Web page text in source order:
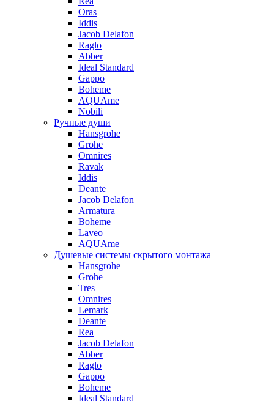
Oras
Iddis
Jacob Delafon
Raglo
Abber
Ideal Standard
Gappo
Boheme
AQUAme
Nobili
Ручные души
Hansgrohe
Grohe
Omnires
Ravak
Iddis
Deante
Jacob Delafon
Armatura
Boheme
Laveo
AQUAme
Душевые системы скрытого монтажа
Hansgrohe
Grohe
Tres
Omnires
Lemark
Deante
Rea
Jacob Delafon
Abber
Raglo
Gappo
Boheme
Ideal Standard